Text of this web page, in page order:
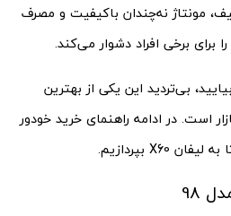
مونتاژ نه‌چندان باکیفیت و مصرف
برخی افراد دشوار می‌کند.
بی‌تردید این یکی از بهترین
500 میلیون بازار است. در ادامه راهنمای خرید خودور